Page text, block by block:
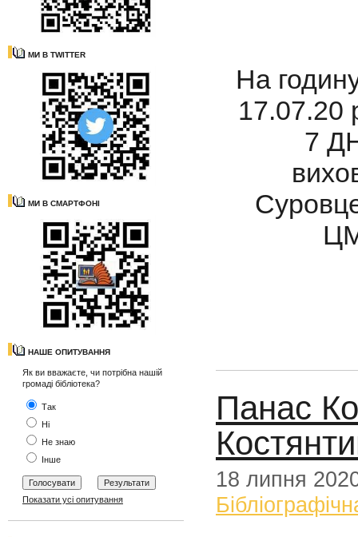
МИ В TWITTER
МИ В СМАРТФОНІ
НАШЕ ОПИТУВАННЯ
Як ви вважаєте, чи потрібна нашій
громаді бібліотека?
Так
Ні
Не знаю
Інше
Показати усі опитування
На
17.07.20
7
Панас
18 липня